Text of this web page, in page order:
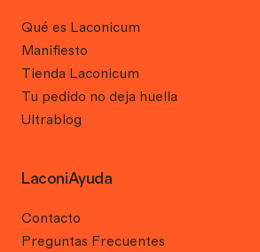
Qué es Laconicum
Manifiesto
Tienda Laconicum
Tu pedido no deja huella
Ultrablog
LaconiAyuda
Contacto
Preguntas Frecuentes